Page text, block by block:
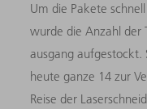
Um die Pakete
wurde die Anzahl der
ausgang
heute ganze 14 zur
Reise der